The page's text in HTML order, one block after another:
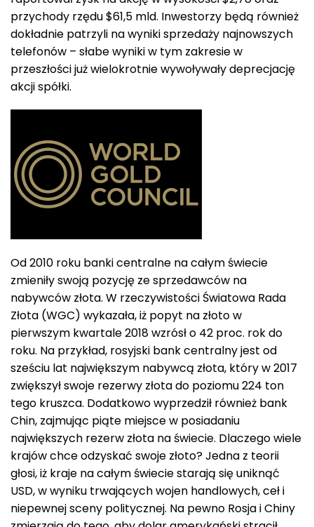
przychody rzędu $61,5 mld. Inwestorzy będą również
dokładnie patrzyli na wyniki sprzedaży najnowszych
telefonów – słabe wyniki w tym zakresie w
przeszłości już wielokrotnie wywoływały deprecjację
akcji spółki.
Od 2010 roku banki centralne na całym świecie
zmieniły swoją pozycję ze sprzedawców na
nabywców złota. W rzeczywistości Światowa Rada
Złota (WGC) wykazała, iż popyt na złoto w
pierwszym kwartale 2018 wzrósł o 42 proc. rok do
roku. Na przykład, rosyjski bank centralny jest od
sześciu lat największym nabywcą złota, który w 2017
zwiększył swoje rezerwy złota do poziomu 224 ton
tego kruszca. Dodatkowo wyprzedził również bank
Chin, zajmując piąte miejsce w posiadaniu
największych rezerw złota na świecie. Dlaczego wiele
krajów chce odzyskać swoje złoto? Jedna z teorii
głosi, iż kraje na całym świecie starają się uniknąć
USD, w wyniku trwających wojen handlowych, ceł i
niepewnej sceny politycznej. Na pewno Rosja i Chiny